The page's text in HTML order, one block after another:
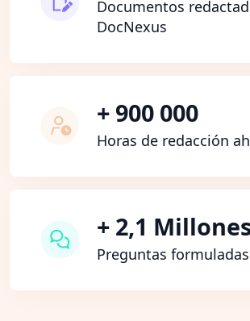
Documentos
DocNexus
+ 900 000
Horas de redacción
+ 2,1
Preguntas